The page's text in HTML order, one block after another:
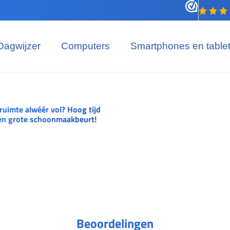
Computers Smartphones en
alwéér vol? Hoog tijd
grote schoonmaakbeurt!
Beoordelingen